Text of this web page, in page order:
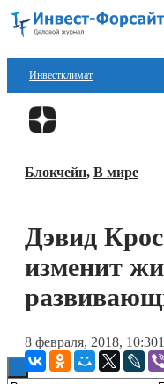
Инвестклимат
Финансы
Блокчейн
Технологии
Блокчейн, В мире
Дэвид
изменит
8 февраля, 2018, 10:30